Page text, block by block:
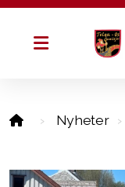
Nyheter
Æresmedlemmer